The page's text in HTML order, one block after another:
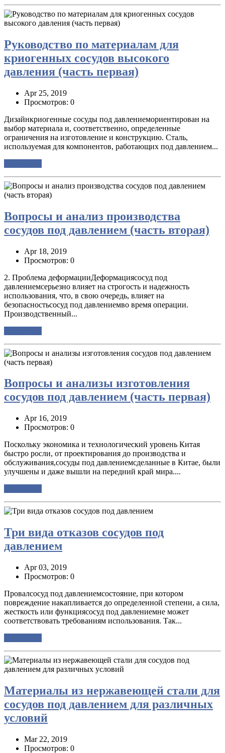
Руководство по материалам для
криогенных сосудов высокого
давления (часть первая)
Apr 25, 2019
Просмотров: 0
Дизайнкриогенные сосуды под давлениемориентирован на
выбор материала и, соответственно, определенные
ограничения на изготовление и конструкцию. Сталь,
используемая для компонентов, работающих под давлением...
Вопросы и анализ производства
сосудов под давлением (часть вторая)
Apr 18, 2019
Просмотров: 0
2. Проблема деформацииДеформациясосуд под
давлениемсерьезно влияет на строгость и надежность
использования, что, в свою очередь, влияет на
безопасностьсосуд под давлениемво время операции.
Производственный...
Вопросы и анализы изготовления
сосудов под давлением (часть первая)
Apr 16, 2019
Просмотров: 0
Поскольку экономика и технологический уровень Китая
быстро росли, от проектирования до производства и
обслуживания,сосуды под давлениемсделанные в Китае, были
улучшены и даже вышли на передний край мира....
Три вида отказов сосудов под
давлением
Apr 03, 2019
Просмотров: 0
Провалсосуд под давлениемсостояние, при котором
повреждение накапливается до определенной степени, а сила,
жесткость или функциясосуд под давлениемне может
соответствовать требованиям использования. Так...
Материалы из нержавеющей стали для
сосудов под давлением для различных
условий
Mar 22, 2019
Просмотров: 0